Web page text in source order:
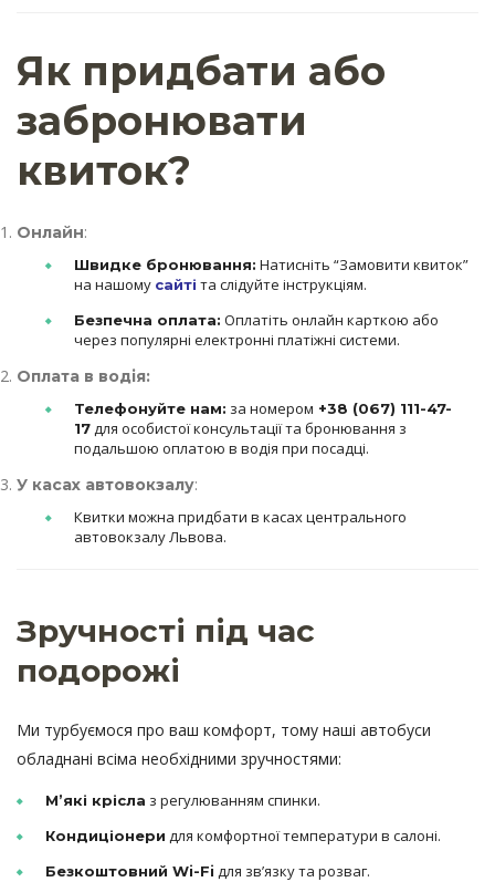
Як придбати або
забронювати
квиток?
Онлайн:
Швидке бронювання: Натисніть “Замовити квиток”
на нашому сайті та слідуйте інструкціям.
Безпечна оплата: Оплатіть онлайн карткою або
через популярні електронні платіжні системи.
Оплата в водія:
Телефонуйте нам: за номером +38 (067) 111-47-
17для особистої консультації та бронювання з
подальшою оплатою в водія при посадці.
У касах автовокзалу:
Квитки можна придбати в касах центрального
автовокзалу Львова.
Зручності під час
подорожі
Ми турбуємося про ваш комфорт, тому наші автобуси
обладнані всіма необхідними зручностями:
М’які крісла з регулюванням спинки.
Кондиціонери для комфортної температури в салоні.
Безкоштовний Wi-Fi для зв’язку та розваг.